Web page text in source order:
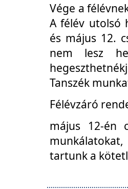
Vége a
A félév utolsó
és május 12.
nem lesz
Tanszék
Félévzáró
május 12-én
tartunk a